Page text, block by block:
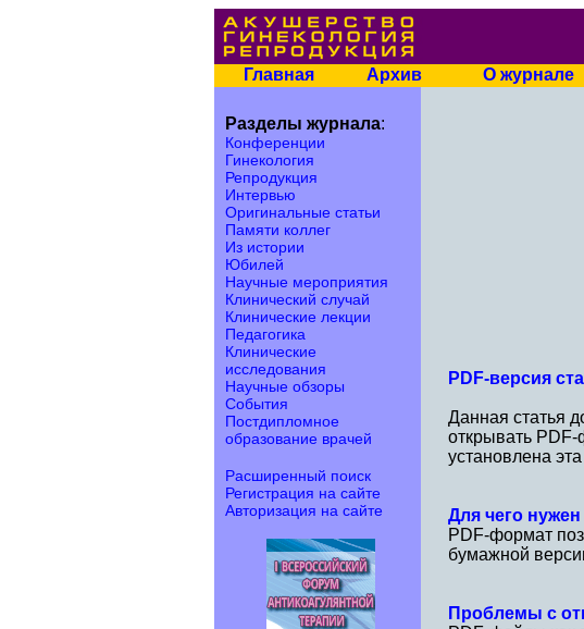
Главная Архив О журнале
Разделы журнала:
Конференции
Гинекология
Репродукция
Интервью
Оригинальные статьи
Памяти коллег
Из истории
Юбилей
Научные мероприятия
Клинический случай
Клинические лекции
Педагогика
Клинические
исследования
Научные обзоры
События
Постдипломное
образование врачей
Расширенный поиск
Регистрация на сайте
Авторизация на сайте
PDF-версия
Данная статья
открывать
установлена
Для чего
PDF-формат
бумажной
Проблемы с